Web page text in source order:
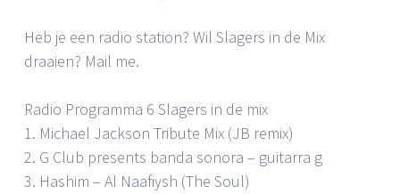
Heb je een radio station? Wil Slagers in de Mix
draaien? Mail me.
Radio Programma 6 Slagers in de mix
1. Michael Jackson Tribute Mix (JB remix)
2. G Club presents banda sonora – guitarra g
3. Hashim – Al Naafiysh (The Soul)